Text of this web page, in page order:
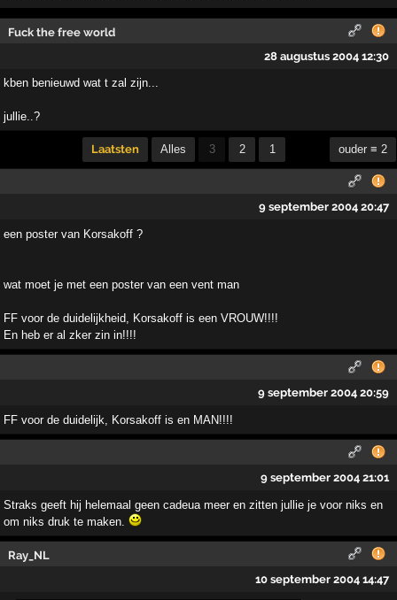
Fuck the free world
28 augustus 2004 12:30
kben benieuwd wat t zal zijn...
jullie..?
Laatsten Alles 3 2 1 ouder ≡ 2
9 september 2004 20:47
een poster van Korsakoff ?
wat moet je met een poster van een vent man
FF voor de duidelijkheid, Korsakoff is een VROUW!!!!
En heb er al zker zin in!!!!
9 september 2004 20:59
FF voor de duidelijk, Korsakoff is en MAN!!!!
9 september 2004 21:01
Straks geeft hij helemaal geen cadeua meer en zitten jullie je voor niks en
om niks druk te maken.
Ray_NL
10 september 2004 14:47